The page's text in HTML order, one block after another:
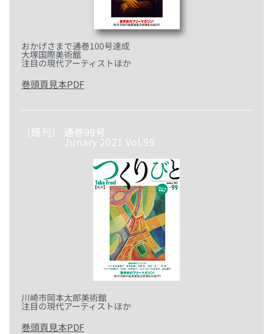
おかげさまで通巻100号達成
大塚国際美術館
注目の現代アーティストほか
巻頭頁見本PDF
［既刊］ 通巻99号
Junary 2021 Vol.99
川崎市岡本太郎美術館
注目の現代アーティストほか
巻頭頁見本PDF